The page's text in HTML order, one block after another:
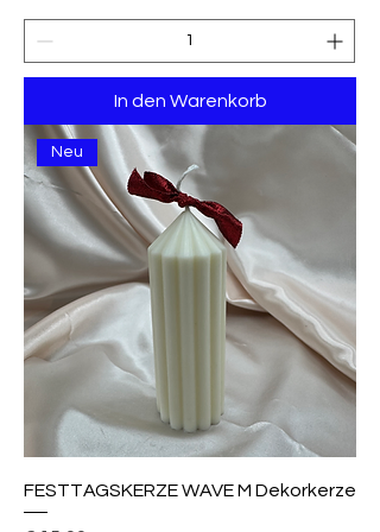
In den Warenkorb
Neu
FESTTAGSKERZE WAVE M Dekorkerze